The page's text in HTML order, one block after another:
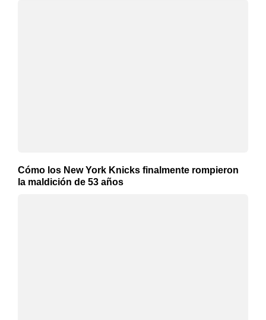
Cómo los New York Knicks finalmente rompieron
la maldición de 53 años